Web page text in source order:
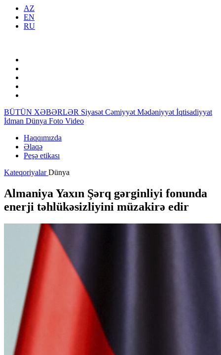
AZ
EN
RU
BÜTÜN XƏBƏRLƏR Siyasət Cəmiyyət Mədəniyyət İqtisadiyyat
İdman Dünya Foto Video
Haqqımızda
Əlaqə
Peşə etikası
KateqoriyalarDünya
Almaniya Yaxın Şərq gərginliyi fonunda
enerji təhlükəsizliyini müzakirə edir